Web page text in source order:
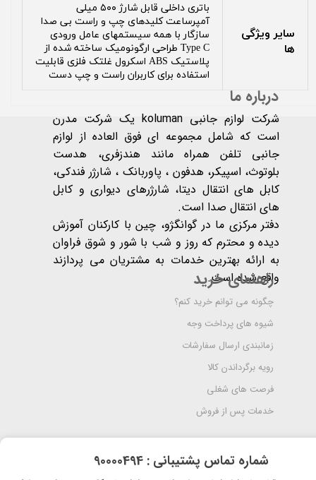
سایر ویژگی
ها
باتری داخلی قابل شارژ ۵۰۰ میلی
آمپرساعت کلیدهای چپ و راست بی صدا
سازگار با همه سیستمهای عامل ورودی
Type C طراحی ارگونومیک ساخته شده از
پلاستیک ABS اسکرول غلتک فلزی قابلیت
استفاده برای کاربران راست و چپ دست
درباره ما
شرکت لوازم جانبی koluman یک شرکت مدرن
است که شامل مجموعه ای فوق العاده از لوازم
جانبی تلفن همراه مانند هندزفری، هدست
بلوتوث، اسپیکر، هدفون ، پاوربانک ، شارژر فندکی،
کابل های انتقال دیتا، شارژرهای دیواری و کابل
های انتقال صدا است.
دفتر مرکزی ما در گوانگژو، چین با کارکنان آموزش
دیده و محترم که روز و شب با شور و شوق فراوان
به ارائه بهترین خدمات به مشتریان می پردازند
واقع شده است​​​​​​​.
راهنمای خرید
چگونه می توانم خرید کنم؟
شیوه های پرداخت وجه
زمانبندی ارسال سفارشات
رویه برگرداندن کالا
فرصت های شغلی
خدمات پس از فروش
​شماره تماس پشتیبانی : 90000494